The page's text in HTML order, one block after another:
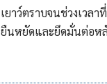
เยาว์ตราบจนช่วงเวล
ยืนหยัดและยึดมั่นต่อห